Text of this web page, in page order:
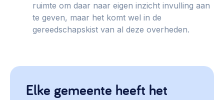
ruimte om daar naar eigen inzicht invulling aan
te geven, maar het komt wel in de
gereedschapskist van al deze overheden.
Elke gemeente heeft het